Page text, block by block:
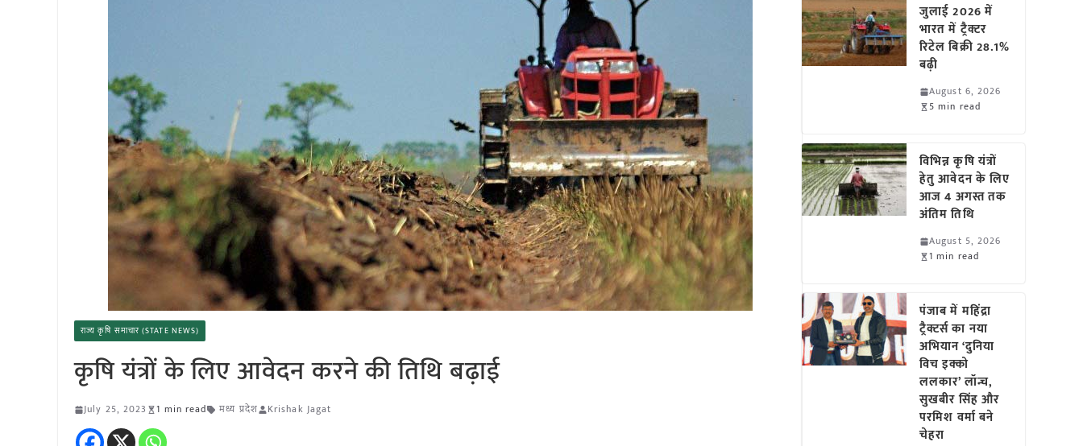
राज्य कृषि समाचार (STATE NEWS)
कृषि यंत्रों के लिए आवेदन करने की तिथि बढ़ाई
July 25, 2023 1 min read मध्य प्रदेश Krishak Jagat
जुलाई 2026 में
भारत में ट्रैक्टर
रिटेल बिक्री 28.1%
बढ़ी
August 6, 2026
5 min read
विभिन्न कृषि यंत्रों
हेतु आवेदन के लिए
आज 4 अगस्त तक
अंतिम तिथि
August 5, 2026
1 min read
पंजाब में महिंद्रा
ट्रैक्टर्स का नया
अभियान ‘दुनिया
विच इक्को
ललकार’ लॉन्च,
सुखबीर सिंह और
परमिश वर्मा बने
चेहरा